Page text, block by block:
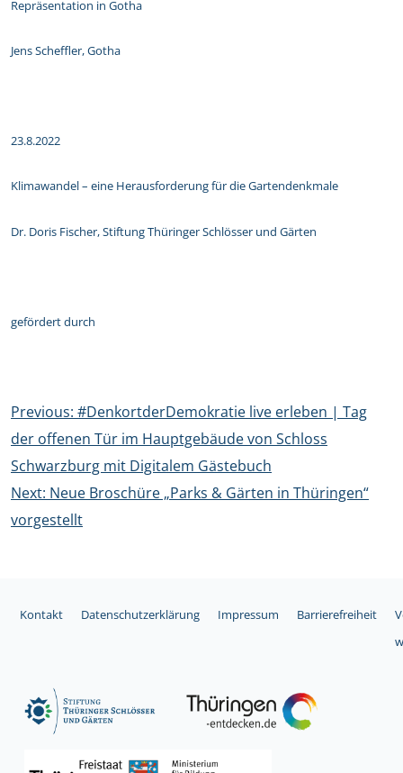
Repräsentation in Gotha
Jens Scheffler, Gotha
23.8.2022
Klimawandel – eine Herausforderung für die Gartendenkmale
Dr. Doris Fischer, Stiftung Thüringer Schlösser und Gärten
gefördert durch
Beitragsnavigation
Previous: #DenkortderDemokratie live erleben | Tag
der offenen Tür im Hauptgebäude von Schloss
Schwarzburg mit Digitalem Gästebuch
Next: Neue Broschüre „Parks & Gärten in Thüringen“
vorgestellt
Kontakt Datenschutzerklärung Impressum Barrierefreiheit